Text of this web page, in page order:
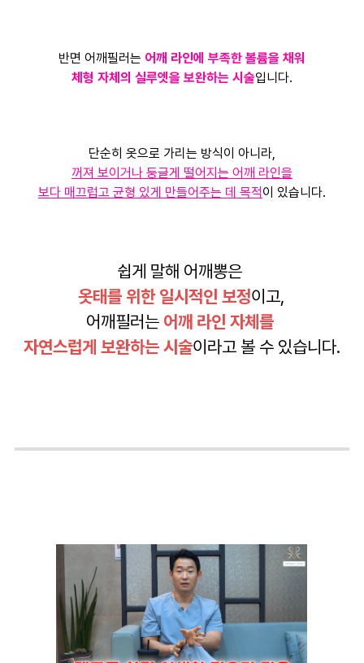
반면 어깨필러는 어깨 라인에 부족한 볼륨을 채워
체형 자체의 실루엣을 보완하는 시술입니다.
단순히 옷으로 가리는 방식이 아니라,
꺼져 보이거나 둥글게 떨어지는 어깨 라인을
보다 매끄럽고 균형 있게 만들어주는 데 목적이 있습니다.
쉽게 말해 어깨뽕은
옷태를 위한 일시적인 보정이고,
어깨필러는 어깨 라인 자체를
자연스럽게 보완하는 시술이라고 볼 수 있습니다.